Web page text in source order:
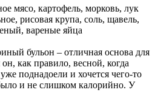
мясо, картофель, морковь, лук
рисовая крупа, соль, щавель,
вареные яйца
бульон – отличная основа для
как правило, весной, когда
поднадоели и хочется чего-то
и не слишком калорийно. У